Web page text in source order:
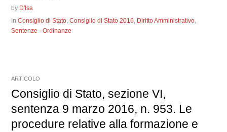
by D'Isa
InConsiglio di Stato,Consiglio di Stato 2016, Diritto Amministrativo,
Sentenze - Ordinanze
ARTICOLO
Consiglio di Stato, sezione VI,
sentenza 9 marzo 2016, n. 953. Le
procedure relative alla formazione e